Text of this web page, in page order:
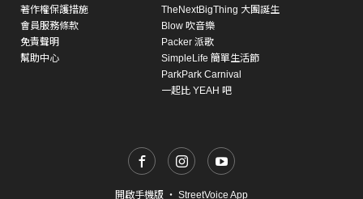
著作權保護措施
會員服務條款
免責聲明
幫助中心
TheNextBigThing 大團誕生
Blow 吹音樂
Packer 派歌
SimpleLife 簡單生活節
ParkPark Carnival
一起比 YEAH 吧
開啟手機版 ・ StreetVoice App